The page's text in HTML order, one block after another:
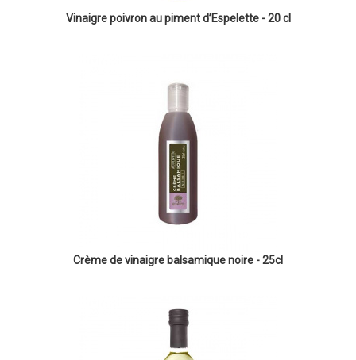
Vinaigre poivron au piment d’Espelette - 20 cl
Crème de vinaigre balsamique noire - 25cl